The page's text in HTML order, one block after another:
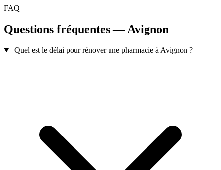
FAQ
Questions fréquentes — Avignon
Quel est le délai pour rénover une pharmacie à Avignon ?